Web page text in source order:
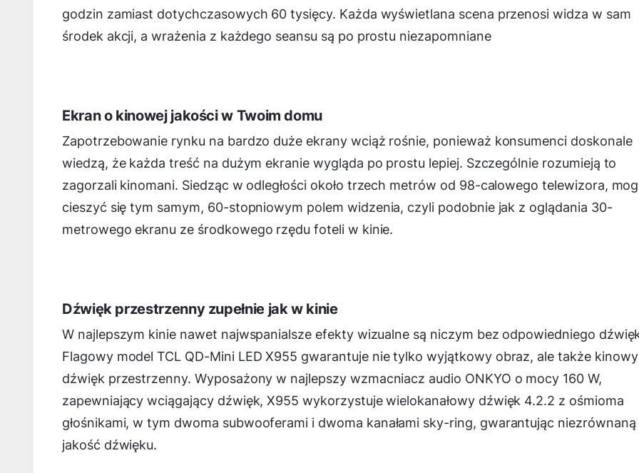
godzin zamiast dotychczasowych 60 tysięcy. Każda wyświetlana scena przenosi widza w sam
środek akcji, a wrażenia z każdego seansu są po prostu niezapomniane
Ekran o kinowej jakości w Twoim domu
Zapotrzebowanie rynku na bardzo duże ekrany wciąż rośnie, ponieważ konsumenci doskonale
wiedzą, że każda treść na dużym ekranie wygląda po prostu lepiej. Szczególnie rozumieją to
zagorzali kinomani. Siedząc w odległości około trzech metrów od 98-calowego telewizora,
cieszyć się tym samym, 60-stopniowym polem widzenia, czyli podobnie jak z oglądania 30-
metrowego ekranu ze środkowego rzędu foteli w kinie.
Dźwięk przestrzenny zupełnie jak w kinie
W najlepszym kinie nawet najwspanialsze efekty wizualne są niczym bez odpowiedniego
Flagowy model TCL QD-Mini LED X955 gwarantuje nie tylko wyjątkowy obraz, ale także kinowy
dźwięk przestrzenny. Wyposażony w najlepszy wzmacniacz audio ONKYO o mocy 160 W,
zapewniający wciągający dźwięk, X955 wykorzystuje wielokanałowy dźwięk 4.2.2 z ośmioma
głośnikami, w tym dwoma subwooferami i dwoma kanałami sky-ring, gwarantując niezrównaną
jakość dźwięku.